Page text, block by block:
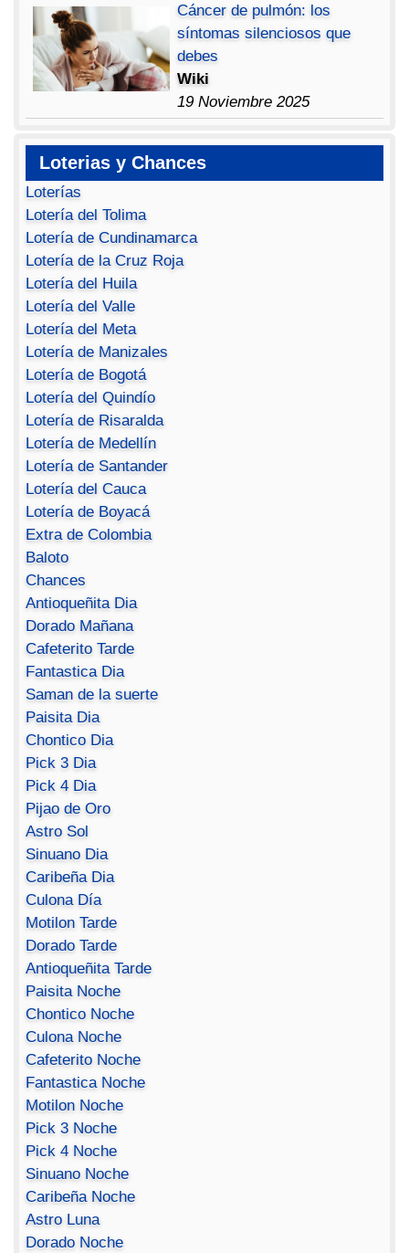
Cáncer de pulmón: los
síntomas silenciosos que
debes
Wiki
19 Noviembre 2025
Loterias y Chances
Loterías
Lotería del Tolima
Lotería de Cundinamarca
Lotería de la Cruz Roja
Lotería del Huila
Lotería del Valle
Lotería del Meta
Lotería de Manizales
Lotería de Bogotá
Lotería del Quindío
Lotería de Risaralda
Lotería de Medellín
Lotería de Santander
Lotería del Cauca
Lotería de Boyacá
Extra de Colombia
Baloto
Chances
Antioqueñita Dia
Dorado Mañana
Cafeterito Tarde
Fantastica Dia
Saman de la suerte
Paisita Dia
Chontico Dia
Pick 3 Dia
Pick 4 Dia
Pijao de Oro
Astro Sol
Sinuano Dia
Caribeña Dia
Culona Día
Motilon Tarde
Dorado Tarde
Antioqueñita Tarde
Paisita Noche
Chontico Noche
Culona Noche
Cafeterito Noche
Fantastica Noche
Motilon Noche
Pick 3 Noche
Pick 4 Noche
Sinuano Noche
Caribeña Noche
Astro Luna
Dorado Noche